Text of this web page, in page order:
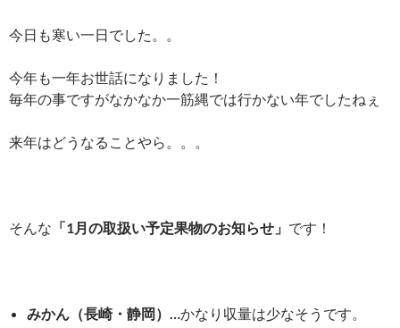
今日も寒い一日でした。。
今年も一年お世話になりました！
毎年の事ですがなかなか一筋縄では行かない年でしたねぇ
来年はどうなることやら。。。
そんな 「1月の取扱い予定果物のお知らせ 」 です！
みかん（長崎・静岡）…かなり収量は少なそうです。